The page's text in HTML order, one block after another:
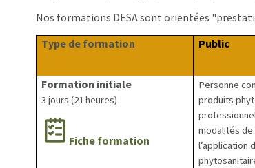
Nos formations DESA sont orientées
Type de formation
Public
Formation initiale
3 jours (21 heures)
Fiche formation
Personne
produits
modalités
l’application